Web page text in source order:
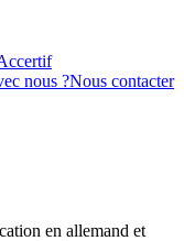
nous ?Nous contacter
en allemand et